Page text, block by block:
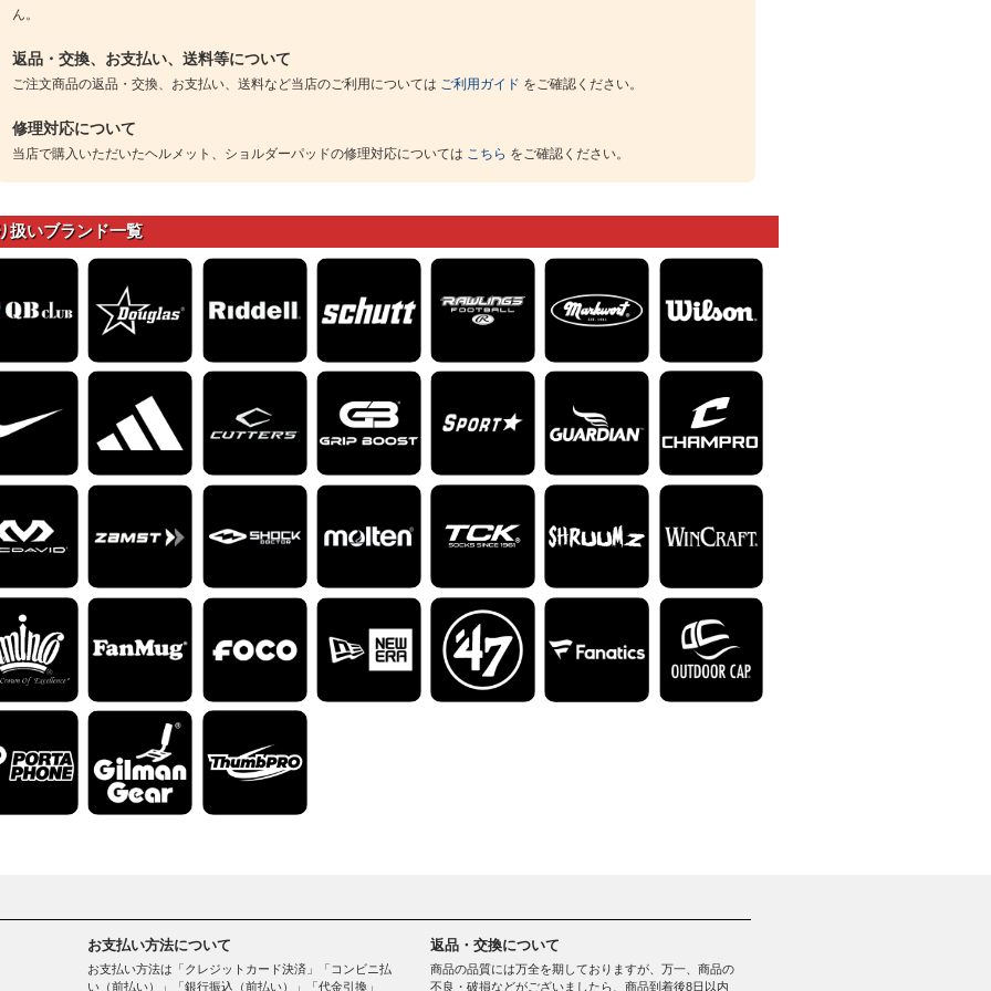
ん。
返品・交換、お支払い、送料等について
ご注文商品の返品・交換、お支払い、送料など当店のご利用については ご利用ガイド をご確認ください。
修理対応について
当店で購入いただいたヘルメット、ショルダーパッドの修理対応については こちら をご確認ください。
扱いブランド一覧
お支払い方法について
お支払い方法は「クレジットカード決済」「コンビニ払
い（前払い）」「銀行振込（前払い）」「代金引換」
返品・交換について
商品の品質には万全を期しておりますが、万一、商品の
不良・破損などがございましたら、商品到着後8日以内